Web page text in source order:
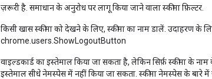
ज़रूरी है. समाधान के अनुरोध पर लागू किया जाने वाला स्कीमा फ़िल्टर.
किसी खास स्कीमा को देखने के लिए, स्कीमा का नाम डालें. उदाहरण के
chrome.users.ShowLogoutButton
वाइल्डकार्ड का इस्तेमाल किया जा सकता है, लेकिन सिर्फ़ स्कीमा के
इस्तेमाल सीधे नेमस्पेस में नहीं किया जा सकता. स्कीमा नेमस्पेस के बारे